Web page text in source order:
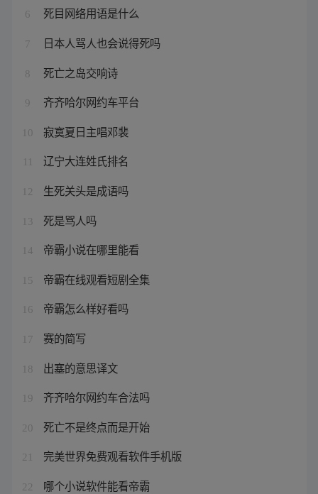
6 死目网络用语是什么
7 日本人骂人也会说得死吗
8 死亡之岛交响诗
9 齐齐哈尔网约车平台
10 寂寞夏日主唱邓裴
辽宁大连姓氏排名
12 生死关头是成语吗
13 死是骂人吗
14 帝霸小说在哪里能看
15 帝霸在线观看短剧全集
16 帝霸怎么样好看吗
17 赛的简写
18 出塞的意思译文
19 齐齐哈尔网约车合法吗
20 死亡不是终点而是开始
21 完美世界免费观看软件手机版
22 哪个小说软件能看帝霸